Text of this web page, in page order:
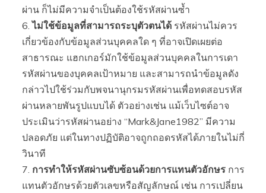
ผ่าน ก็ไม่มีความจำเป็นต้องใช้รหัสผ่านซ้ำ
ไม่ใช้ข้อมูลที่สามารถระบุตัวตนได้ รหัสผ่านไม่ควร
เกี่ยวข้องกับข้อมูลส่วนบุคคลใด ๆ ที่อาจเปิดเผยต่อ
สาธารณะ แฮกเกอร์มักใช้ข้อมูลส่วนบุคคลในการเดา
รหัสผ่านของบุคคลเป้าหมาย และสามารถนำข้อมูลดัง
กล่าวไปใช้ร่วมกับพจนานุกรมรหัสผ่านเพื่อทดสอบรหัส
ผ่านหลายพันรูปแบบได้ ตัวอย่างเช่น แม้เว็บไซต์อาจ
ประเมินว่ารหัสผ่านอย่าง “Mark&Jane1982” มีความ
ปลอดภัย แต่ในทางปฏิบัติอาจถูกถอดรหัสได้ภายในไม่กี่
วินาที
การทำให้รหัสผ่านซับซ้อนด้วยการแทนตัวอักษร การ
แทนตัวอักษรด้วยตัวเลขหรือสัญลักษณ์ เช่น การเปลี่ยน